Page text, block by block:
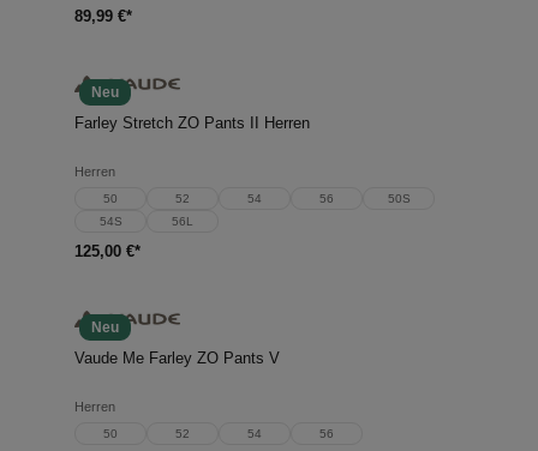
89,99 €*
Neu
Farley Stretch ZO Pants II Herren
Herren
50 52 54 56
50S
54S
56L
125,00 €*
Neu
Vaude Me Farley ZO Pants V
Herren
50 52 54 56